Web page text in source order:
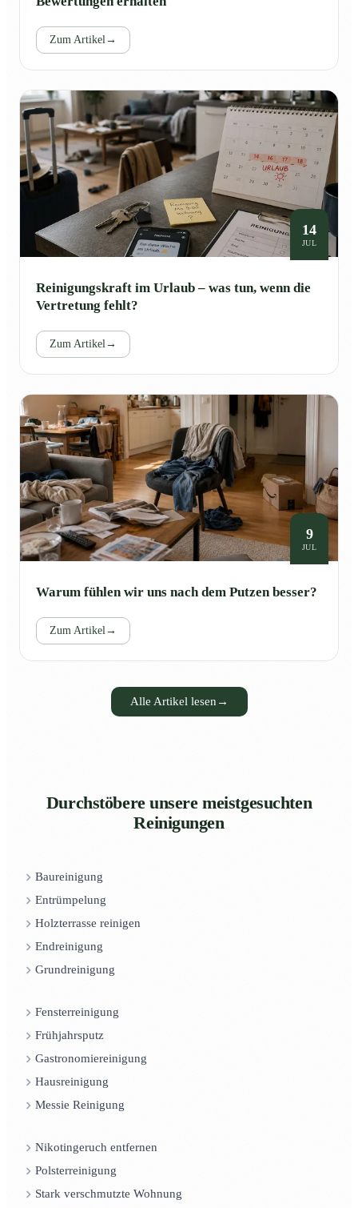
Zum Artikel→
14
JUL
Reinigungskraft im Urlaub – was tun, wenn die
Vertretung fehlt?
Zum Artikel→
9
JUL
Warum fühlen wir uns nach dem Putzen besser?
Zum Artikel→
Alle Artikel lesen →
Durchstöbere unsere meistgesuchten
Reinigungen
Baureinigung
Entrümpelung
Holzterrasse reinigen
Endreinigung
Grundreinigung
Fensterreinigung
Frühjahrsputz
Gastronomiereinigung
Hausreinigung
Messie Reinigung
Nikotingeruch entfernen
Polsterreinigung
Stark verschmutzte Wohnung